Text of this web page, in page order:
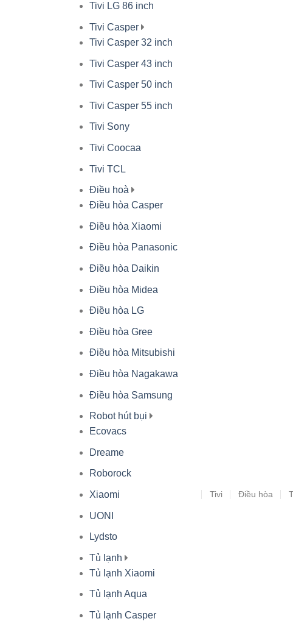
Tivi LG 86 inch
Tivi Casper
Tivi Casper 32 inch
Tivi Casper 43 inch
Tivi Casper 50 inch
Tivi Casper 55 inch
Tivi Sony
Tivi Coocaa
Tivi TCL
Điều hoà
Điều hòa Casper
Điều hòa Xiaomi
Điều hòa Panasonic
Điều hòa Daikin
Điều hòa Midea
Điều hòa LG
Điều hòa Gree
Điều hòa Mitsubishi
Điều hòa Nagakawa
Điều hòa Samsung
Robot hút bụi
Ecovacs
Dreame
Roborock
Xiaomi
UONI
Lydsto
Tủ lạnh
Tủ lạnh Xiaomi
Tủ lạnh Aqua
Tủ lạnh Casper
Tivi Điều hòa